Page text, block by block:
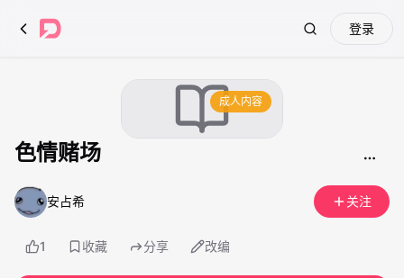
Search登录
成人内容
色情赌场
安占希 关注
1 收藏 分享 改编